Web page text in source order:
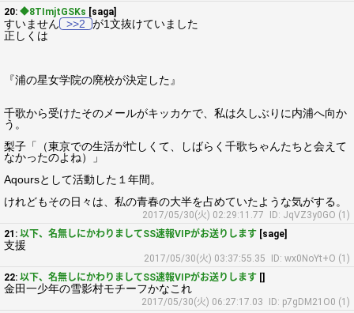
20: ◆8TImjtGSKs [saga]
すいません >>2
が1文抜けていました
正しくは
『浦の星女学院の廃校が決定した』
千歌から受けたそのメールがキッカケで、私は久しぶりに内浦へ向か
う。
梨子「（東京での生活が忙しくて、しばらく千歌ちゃんたちと会えて
なかったのよね）」
Aqoursとして活動した１年間。
けれどもその日々は、私の青春の大半を占めていたような気がする。
2017/05/30(火) 02:29:11.77
ID: JqVZ3y0GO (1)
21: 以下、名無しにかわりましてSS速報VIPがお送りします [sage]
支援
2017/05/30(火) 03:37:55.35
ID: wx0NoYt+O (1)
22: 以下、名無しにかわりましてSS速報VIPがお送りします []
金田一少年の雪影村モチーフかなこれ
2017/05/30(火) 06:27:17.03
ID: p7gDM21O0 (1)